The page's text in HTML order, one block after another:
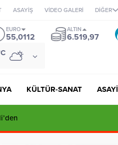
ASAYİŞ VİDEO GALERİ DİĞER
EURO
55,0112
ALTIN
6.519,97
KÜLTÜR-SANAT